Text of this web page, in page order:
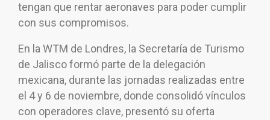
tengan que rentar aeronaves para poder cumplir
con sus compromisos.
En la WTM de Londres, la Secretaría de Turismo
de Jalisco formó parte de la delegación
mexicana, durante las jornadas realizadas entre
el 4 y 6 de noviembre, donde consolidó vínculos
con operadores clave, presentó su oferta